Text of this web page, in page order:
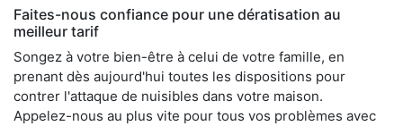
Faites-nous confiance pour une dératisation au
meilleur tarif
Songez à votre bien-être à celui de votre famille, en
prenant dès aujourd'hui toutes les dispositions pour
contrer l'attaque de nuisibles dans votre maison.
Appelez-nous au plus vite pour tous vos problèmes avec